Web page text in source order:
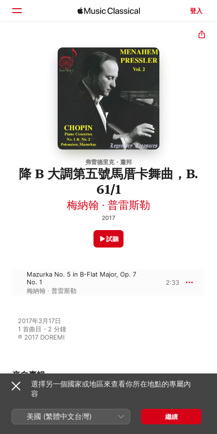
登入
弗雷德里克・蕭邦
降 B 大調第五號馬厝卡舞曲，B.
61/1
梅納翰 · 普雷斯勒
2017
試聽
Mazurka No. 5 in B-Flat Major, Op. 7
No. 1
梅納翰 · 普雷斯勒
2:33
2017年3月17日
1 首曲目・2 分鐘
℗ 2017 DOREMI
來自專輯
Menahem Pressler, Vol. 2
梅納翰 · 普雷斯勒
選擇另一個國家或地區來查看你所在地點的專屬內
容
美國 (繁體中文台灣) 繼續